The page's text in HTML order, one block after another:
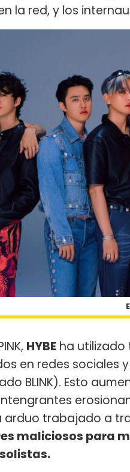
la red, y los
HYBE ha
en redes sociales
BLINK). Esto
trabajado a
maliciosos para